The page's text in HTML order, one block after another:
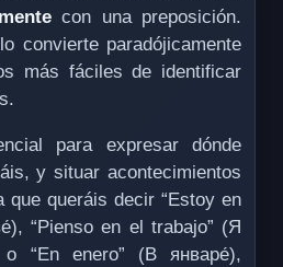
con una preposición.
convierte paradójicamente
más fáciles de identificar
para expresar dónde
y situar acontecimientos
que queráis decir “Estoy en
“Pienso en el trabajo” (Я
“En enero” (В январе́),